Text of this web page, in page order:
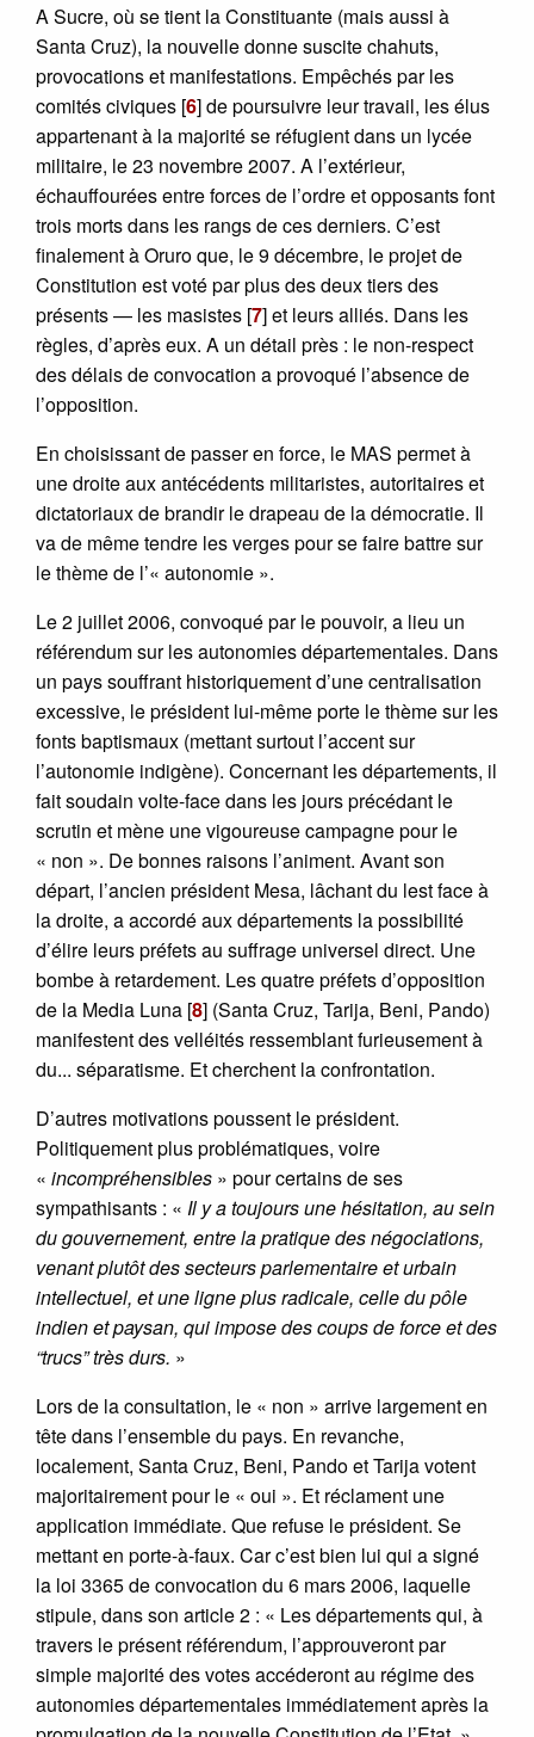
A Sucre, où se tient la Constituante (mais aussi à
Santa Cruz), la nouvelle donne suscite chahuts,
provocations et manifestations. Empêchés par les
comités civiques [6]de poursuivre leur travail, les élus
appartenant à la majorité se réfugient dans un lycée
militaire, le 23 novembre 2007. A l’extérieur,
échauffourées entre forces de l’ordre et opposants font
trois morts dans les rangs de ces derniers. C’est
finalement à Oruro que, le 9 décembre, le projet de
Constitution est voté par plus des deux tiers des
présents — les masistes [7]et leurs alliés. Dans les
règles, d’après eux. A un détail près : le non-respect
des délais de convocation a provoqué l’absence de
l’opposition.
En choisissant de passer en force, le MAS permet à
une droite aux antécédents militaristes, autoritaires et
dictatoriaux de brandir le drapeau de la démocratie. Il
va de même tendre les verges pour se faire battre sur
le thème de l’« autonomie ».
Le 2 juillet 2006, convoqué par le pouvoir, a lieu un
référendum sur les autonomies départementales. Dans
un pays souffrant historiquement d’une centralisation
excessive, le président lui-même porte le thème sur les
fonts baptismaux (mettant surtout l’accent sur
l’autonomie indigène). Concernant les départements, il
fait soudain volte-face dans les jours précédant le
scrutin et mène une vigoureuse campagne pour le
« non ». De bonnes raisons l’animent. Avant son
départ, l’ancien président Mesa, lâchant du lest face à
la droite, a accordé aux départements la possibilité
d’élire leurs préfets au suffrage universel direct. Une
bombe à retardement. Les quatre préfets d’opposition
de la Media Luna [8] (Santa Cruz, Tarija, Beni, Pando)
manifestent des velléités ressemblant furieusement à
du... séparatisme. Et cherchent la confrontation.
D’autres motivations poussent le président.
Politiquement plus problématiques, voire
« incompréhensibles » pour certains de ses
sympathisants : « Il y a toujours une hésitation, au sein
du gouvernement, entre la pratique des négociations,
venant plutôt des secteurs parlementaire et urbain
intellectuel, et une ligne plus radicale, celle du pôle
indien et paysan, qui impose des coups de force et des
“trucs” très durs. »
Lors de la consultation, le « non » arrive largement en
tête dans l’ensemble du pays. En revanche,
localement, Santa Cruz, Beni, Pando et Tarija votent
majoritairement pour le « oui ». Et réclament une
application immédiate. Que refuse le président. Se
mettant en porte-à-faux. Car c’est bien lui qui a signé
la loi 3365 de convocation du 6 mars 2006, laquelle
stipule, dans son article 2 : « Les départements qui, à
travers le présent référendum, l’approuveront par
simple majorité des votes accéderont au régime des
autonomies départementales immédiatement après la